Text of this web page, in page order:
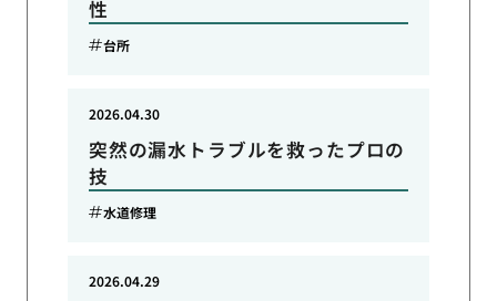
性
台所
突然の漏水トラブルを救ったプロの
技
2026.04.30
水道修理
2026.04.29